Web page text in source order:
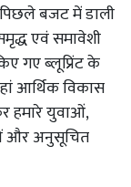
बजट में डाली
एवं समावेशी
गए ब्‍लूप्रिंट के
आर्थिक विकास
हमारे युवाओं,
और अनुसूचित